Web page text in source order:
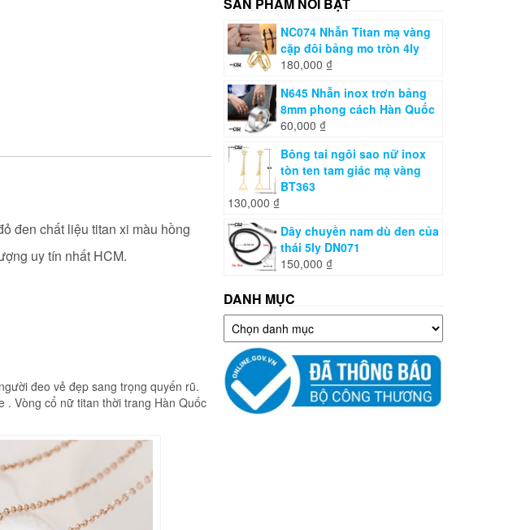
đen chất liệu titan xi màu hồng
uy tín nhất HCM.
đeo vẻ đẹp sang trọng quyến rũ.
Vòng cổ nữ titan thời trang Hàn Quốc
NC074 Nhẫn Titan mạ vàng
cặp đôi bảng mo tròn 4ly
180,000 ₫
N645 Nhẫn inox trơn bảng
8mm phong cách Hàn Quốc
60,000 ₫
Bông tai ngôi sao nữ inox
tòn ten tam giác mạ vàng
BT363
130,000 ₫
Dây chuyền nam dù đen của
thái 5ly DN071
150,000 ₫
DANH MỤC
Danh
mục